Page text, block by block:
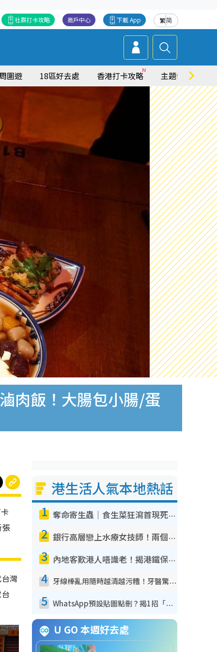
繁简
下載 App
商戶中心
社群打卡攻略
圍遊 18區好去處 香港打卡攻略 主題特集
肉飯！大腸包小腸/蛋
張
灣
港生活人氣本地熱話
1 奪命寄生蟲｜食生菜狂瀉首現死者！疫潮惡化錄1.8萬宗病例 揭洗菜3大謬誤
2 銀行高層戀上水療女技師！兩個月借128萬驚覺「沉船」沉落火海 揭背後疑似邪教操控賣淫
3 內地客歎港人唔識老！揭港鐵保鮮級冷氣 港人求放過：咪投訴
4 牙線棒亂用隨時越清越污糟！牙醫驚揭盲目過戶細菌恐致蛀牙：呢種先係日常真保養
5 WhatsApp預設貼圖點刪？揭1招「反向操作」還原簡潔介面 附3步實測教學
U GO 本週好去處